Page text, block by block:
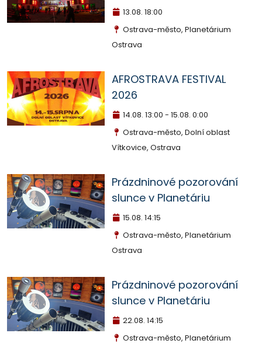
13.08. 18:00
Ostrava-město, Planetárium
Ostrava
AFROSTRAVA FESTIVAL
2026
14.08. 13:00 - 15.08. 0:00
Ostrava-město, Dolní oblast
Vítkovice, Ostrava
Prázdninové pozorování
slunce v Planetáriu
15.08. 14:15
Ostrava-město, Planetárium
Ostrava
Prázdninové pozorování
slunce v Planetáriu
22.08. 14:15
Ostrava-město, Planetárium